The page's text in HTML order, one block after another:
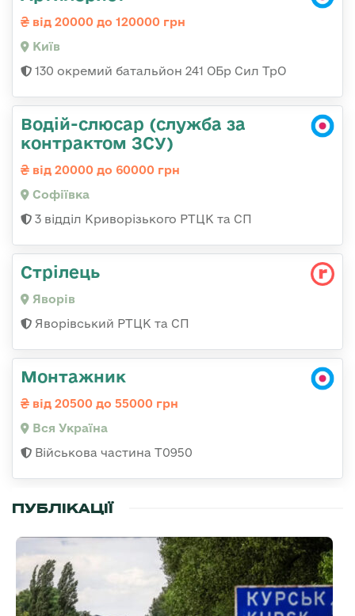
від 20000 до 120000 грн
Київ
130 окремий батальйон 241 ОБр Сил ТрО
Водій-слюсар (служба за
контрактом ЗСУ)
від 20000 до 60000 грн
Софіївка
3 відділ Криворізького РТЦК та СП
Стрілець
Яворів
Яворівський РТЦК та СП
Монтажник
від 20500 до 55000 грн
Вся Україна
Військова частина Т0950
ПУБЛІКАЦІЇ